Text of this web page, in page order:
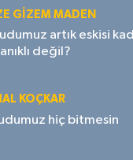
GIZEM MADEN
artık eskisi
değil?
KOÇKAR
hiç bitmesin